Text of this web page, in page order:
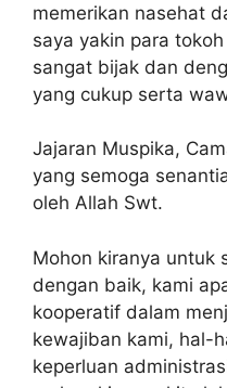
memerikan nasehat
saya yakin para
sangat bijak dan
yang cukup serta
Jajaran Muspika,
yang semoga
oleh Allah Swt.
Mohon kiranya untuk
dengan baik, kami
kooperatif dalam
kewajiban kami, hal-
keperluan